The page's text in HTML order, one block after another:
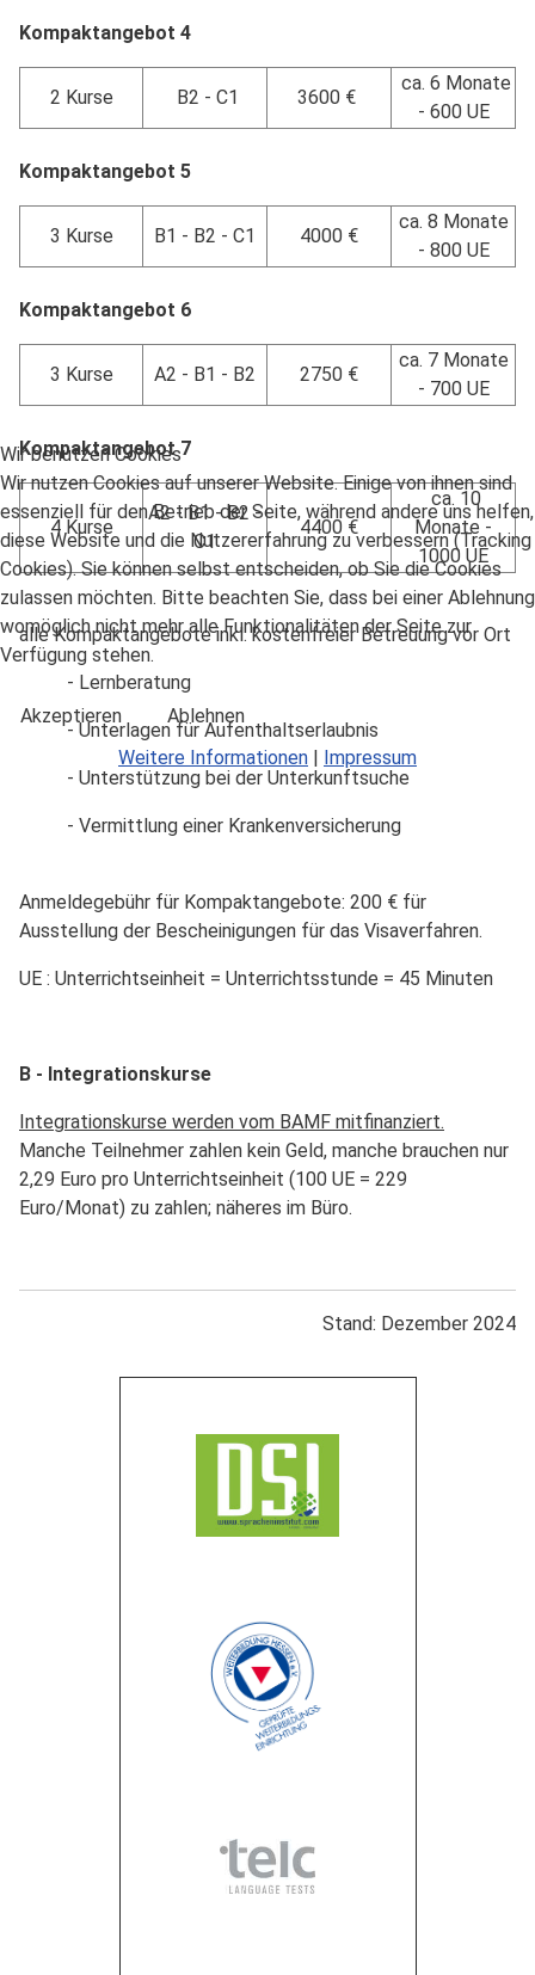
Kompaktangebot 4
2 Kurse B2 - C1 3600 €
ca. 6 Monate
- 600 UE
Kompaktangebot 5
3 Kurse B1 - B2 - C1 4000 €
ca. 8 Monate
- 800 UE
Kompaktangebot 6
3 Kurse A2 - B1 - B2 2750 €
ca. 7 Monate
- 700 UE
Kompaktangebot 7
4 Kurse
A2 - B1 - B2 -
C1
4400 €
ca. 10
Monate -
1000 UE
alle Kompaktangebote inkl. kostenfreier Betreuung vor Ort
- Lernberatung
- Unterlagen für Aufenthaltserlaubnis
- Unterstützung bei der Unterkunftsuche
- Vermittlung einer Krankenversicherung
Anmeldegebühr für Kompaktangebote: 200 € für
Ausstellung der Bescheinigungen für das Visaverfahren.
UE : Unterrichtseinheit = Unterrichtsstunde = 45 Minuten
B - Integrationskurse
Integrationskurse werden vom BAMF mitfinanziert.
Manche Teilnehmer zahlen kein Geld, manche brauchen nur
2,29 Euro pro Unterrichtseinheit (100 UE = 229
Euro/Monat) zu zahlen; näheres im Büro.
Stand: Dezember 2024
Wir benutzen Cookies
Wir nutzen Cookies auf unserer Website. Einige von ihnen sind
essenziell für den Betrieb der Seite, während andere uns helfen,
diese Website und die Nutzererfahrung zu verbessern (Tracking
Cookies). Sie können selbst entscheiden, ob Sie die Cookies
zulassen möchten. Bitte beachten Sie, dass bei einer Ablehnung
womöglich nicht mehr alle Funktionalitäten der Seite zur
Verfügung stehen.
Akzeptieren
Ablehnen
Weitere Informationen | Impressum